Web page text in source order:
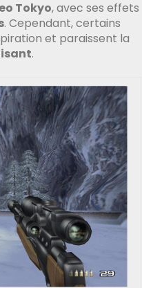
Tokyo, avec ses effets
. Cependant, certains
et paraissent la
.